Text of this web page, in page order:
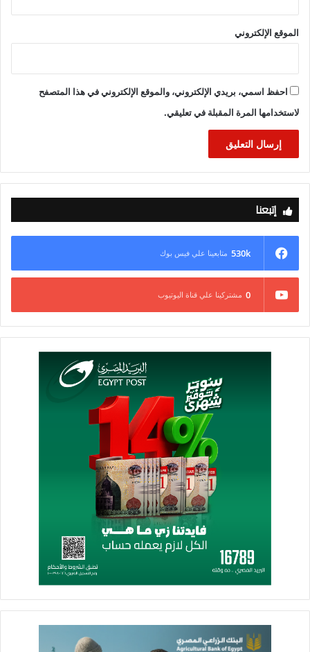
جميع الطلبات المقدمة من العاملين بالإدارة والعمل على تحسين بيئة
الموقع الإلكتروني
احفظ اسمي، بريدي الإلكتروني، والموقع الإلكتروني في هذا المتصفح
لاستخدامها المرة المقبلة في تعليقي.
إتبعنا
530k متابعينا علي فيس بوك
0 مشتركينا علي قناة اليوتيوب